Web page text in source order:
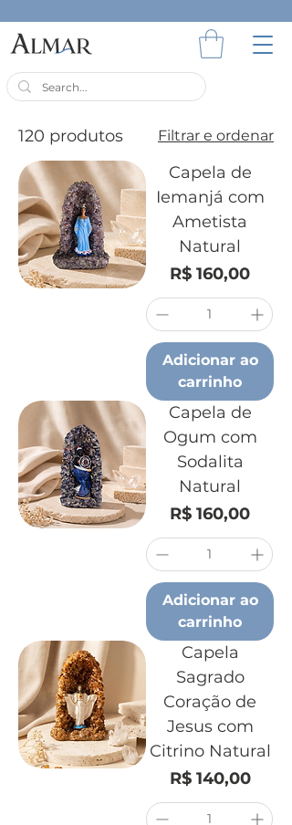
120 produtos Filtrar e ordenar
Capela de
Iemanjá com
Ametista
Natural
Preço
R$ 160,00
Adicionar ao
carrinho
Capela de
Ogum com
Sodalita
Natural
Preço
R$ 160,00
Adicionar ao
carrinho
Capela
Sagrado
Coração de
Jesus com
Citrino Natural
Preço
R$ 140,00